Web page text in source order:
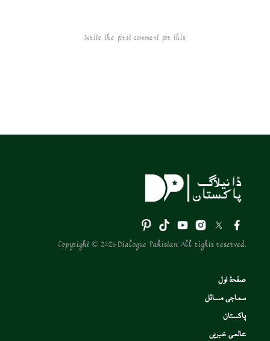
Write the first comment for this!
Copyright © 2026 Dialogue Pakistan. All rights reserved.
صفحۂ اول
سماجی مسائل
پاکستان
عالمی خبریں